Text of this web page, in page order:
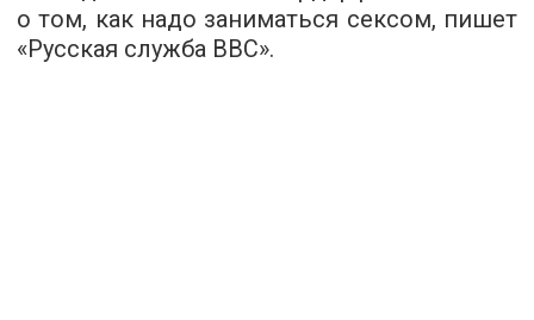
о том, как надо заниматься сексом, пишет
«Русская служба ВВС».